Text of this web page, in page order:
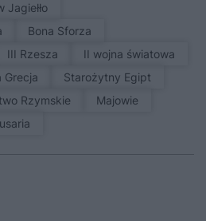
Jagiełło
Bona Sforza
III Rzesza
II wojna światowa
Grecja
Starożytny Egipt
Rzymskie
Majowie
Husaria